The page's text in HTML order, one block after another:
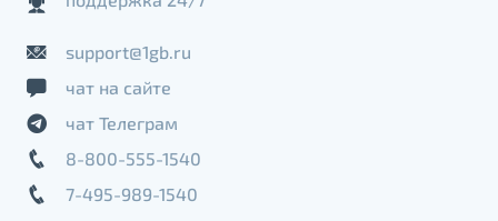
support@1gb.ru
чат на сайте
чат Телеграм
8-800-555-1540
7-495-989-1540